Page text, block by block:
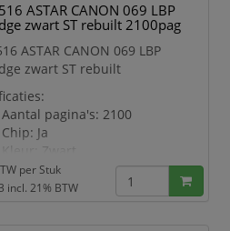
ASTAR CANON 069 LBP
zwart ST rebuilt 2100pag
ASTAR CANON 069 LBP
zwart ST rebuilt
Aantal pagina's: 2100
Chip: Ja
Kleur: Zwart
Geschikt voor printermodel:
LBP673
per Stuk
incl. 21% BTW